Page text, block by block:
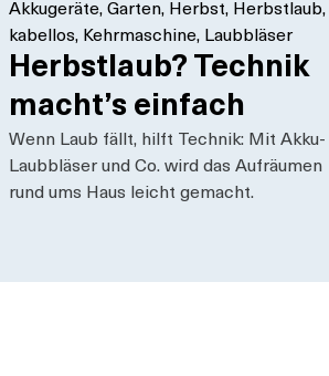
Akkugeräte, Garten, Herbst, Herbstlaub,
kabellos, Kehrmaschine, Laubbläser
Herbstlaub? Technik
macht’s einfach
Wenn Laub fällt, hilft Technik: Mit Akku-
Laubbläser und Co. wird das Aufräumen
rund ums Haus leicht gemacht.